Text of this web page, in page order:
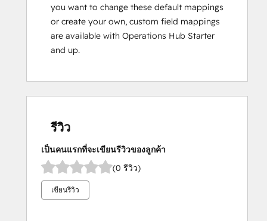
you want to change these default mappings
or create your own, custom field mappings
are available with Operations Hub Starter
and up.
รีวิว
เป็นคนแรกที่จะเขียนรีวิวของลูกค้า
(0 รีวิว)
เขียนรีวิว